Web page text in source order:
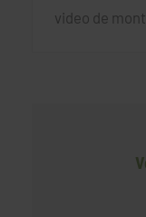
video de